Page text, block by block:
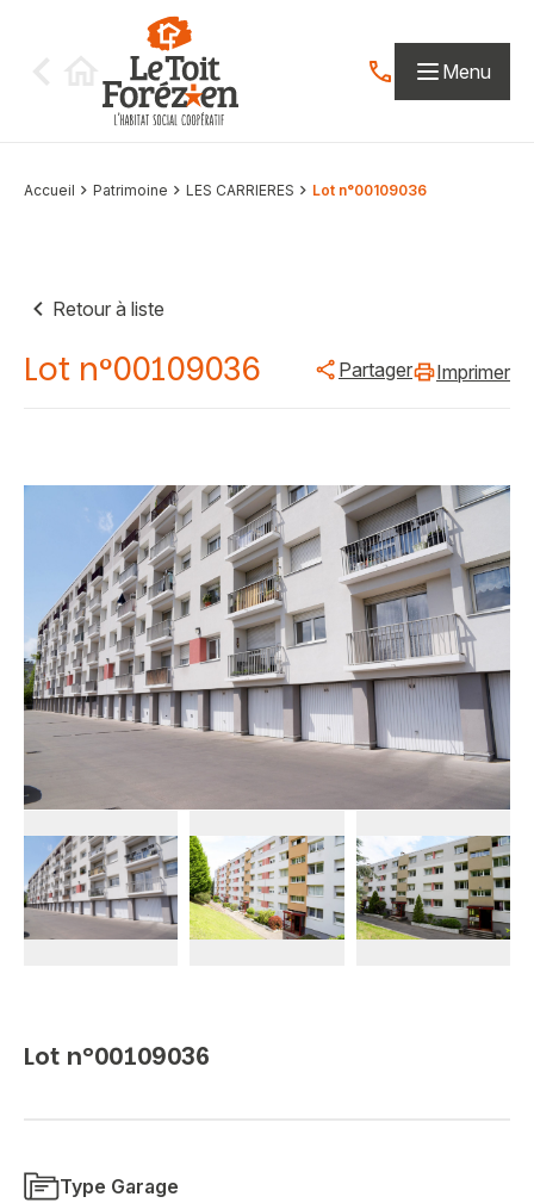
Contactez-nous
Menu
Accueil Patrimoine LES CARRIERES Lot n°00109036
Retour à liste
Lot n°00109036 Partager Imprimer
Lot n°00109036
Type Garage